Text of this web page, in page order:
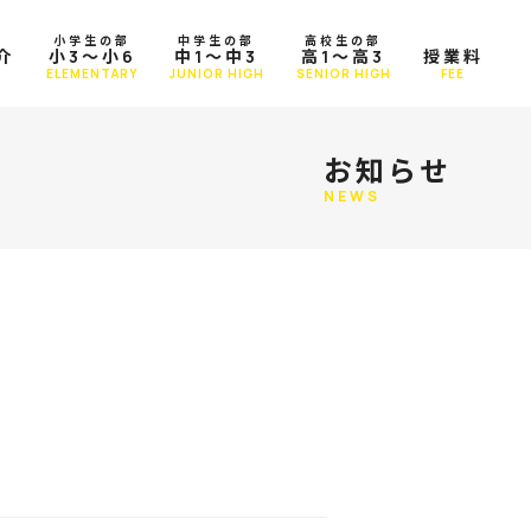
小学生の部
小3～小6
ELEMENTARY
中学生の部
中1～中3
JUNIOR HIGH
高校生の部
高1～高3
SENIOR HIGH
授業料
FEE
お知らせ
NEWS